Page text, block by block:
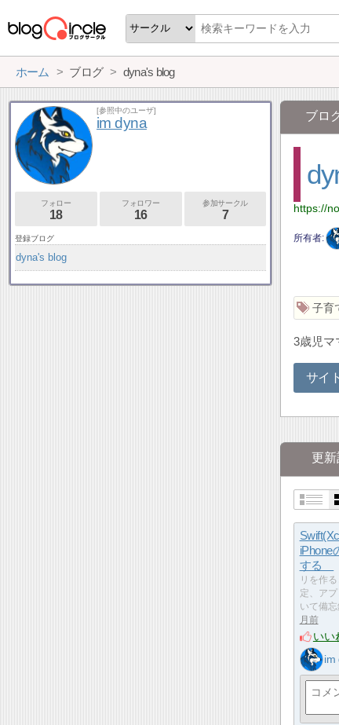
ホーム ブログ dyna's blog
ブロ
https://
所有者
子育
3歳児マ
サイ
更
iPhone
する
リを作
定、ア
いて備
月前
いい
im
[参照中のユーザ]
im dyna
フォロー
18
フォロワー
16
参加サークル
7
登録ブログ
dyna's blog